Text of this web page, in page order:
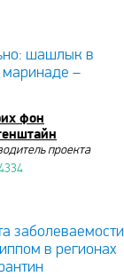
шашлык в
–
фон
проекта
заболеваемости
в регионах